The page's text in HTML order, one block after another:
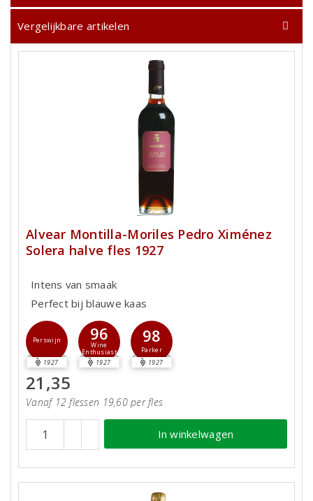
Vergelijkbare artikelen
Alvear Montilla-Moriles Pedro Ximénez
Solera halve fles 1927
Intens van smaak
Perfect bij blauwe kaas
Perswijn
1927
96
Wine
Enthusiast
1927
98
Parker
1927
21,35
Vanaf 12 flessen 19,60 per fles
In winkelwagen